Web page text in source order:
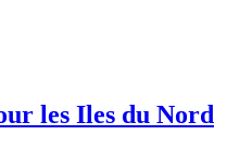
les Iles du Nord